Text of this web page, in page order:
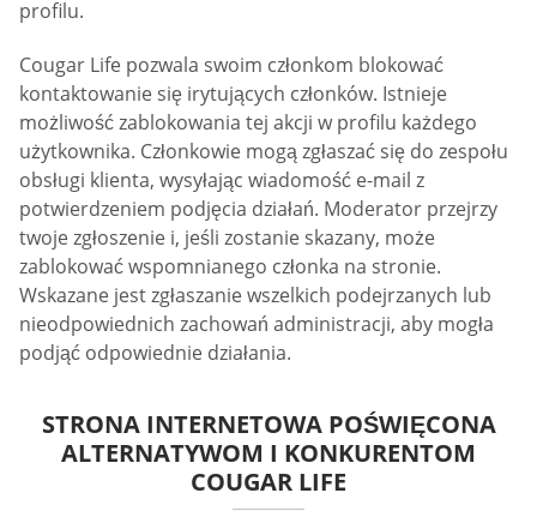
profilu.
Cougar Life pozwala swoim członkom blokować
kontaktowanie się irytujących członków. Istnieje
możliwość zablokowania tej akcji w profilu każdego
użytkownika. Członkowie mogą zgłaszać się do zespołu
obsługi klienta, wysyłając wiadomość e-mail z
potwierdzeniem podjęcia działań. Moderator przejrzy
twoje zgłoszenie i, jeśli zostanie skazany, może
zablokować wspomnianego członka na stronie.
Wskazane jest zgłaszanie wszelkich podejrzanych lub
nieodpowiednich zachowań administracji, aby mogła
podjąć odpowiednie działania.
STRONA INTERNETOWA POŚWIĘCONA
ALTERNATYWOM I KONKURENTOM
COUGAR LIFE